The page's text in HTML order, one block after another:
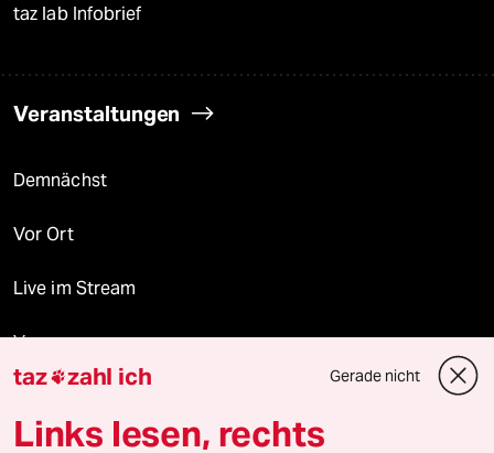
taz lab Infobrief
Veranstaltungen
Demnächst
Vor Ort
Live im Stream
Vergangene
taz zahl ich Gerade nicht
Links lesen, rechts